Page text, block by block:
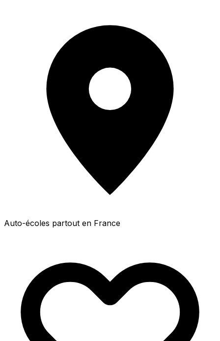
Auto-écoles partout en France